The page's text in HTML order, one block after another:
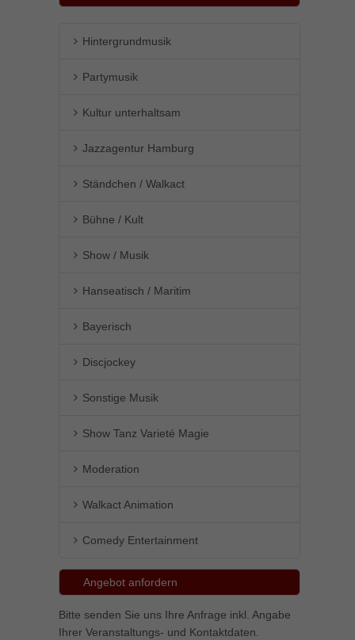
Hintergrundmusik
Partymusik
Kultur unterhaltsam
Jazzagentur Hamburg
Ständchen / Walkact
Bühne / Kult
Show / Musik
Hanseatisch / Maritim
Bayerisch
Discjockey
Sonstige Musik
Show Tanz Varieté Magie
Moderation
Walkact Animation
Comedy Entertainment
Angebot anfordern
Bitte senden Sie uns Ihre Anfrage inkl. Angabe
Ihrer Veranstaltungs- und Kontaktdaten.